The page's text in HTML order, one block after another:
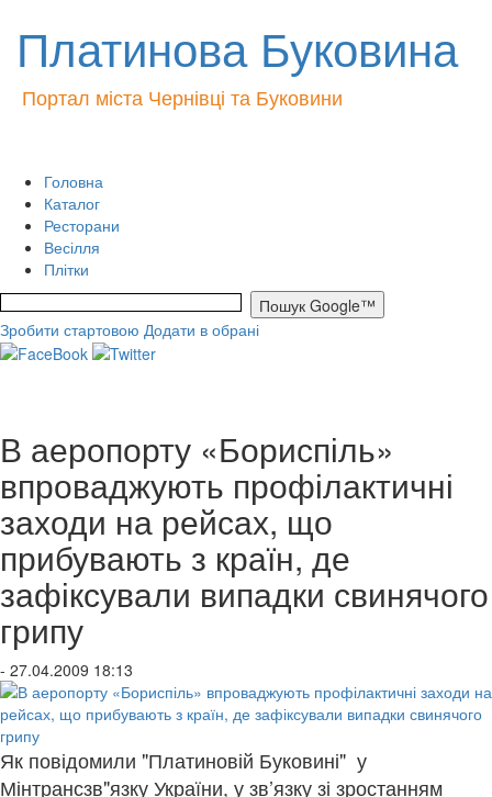
Платинова Буковина
Портал міста Чернівці та Буковини
Головна
Каталог
Ресторани
Весілля
Плітки
Зробити стартовою Додати в обрані
В аеропорту «Бориспіль»
впроваджують профілактичні
заходи на рейсах, що
прибувають з країн, де
зафіксували випадки свинячого
грипу
- 27.04.2009 18:13
Як повідомили "Платиновій Буковині" у
Мінтрансзв"язку України, у зв’язку зі зростанням